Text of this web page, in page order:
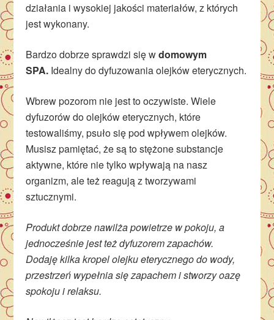
działania i wysokiej jakości materiałów, z których
jest wykonany.
Bardzo dobrze sprawdzi się wdomowym
SPA. Idealny do dyfuzowania olejków eterycznych.
Wbrew pozorom nie jest to oczywiste. Wiele
dyfuzorów do olejków eterycznych, które
testowaliśmy, psuło się pod wpływem olejków.
Musisz pamiętać, że są to stężone substancje
aktywne, które nie tylko wpływają na nasz
organizm, ale też reagują z tworzywami
sztucznymi.
Produkt dobrze nawilża powietrze w pokoju, a
jednocześnie jest też dyfuzorem zapachów.
Dodaję kilka kropel olejku eterycznego do wody,
przestrzeń wypełnia się zapachem i stworzy oazę
spokoju i relaksu.